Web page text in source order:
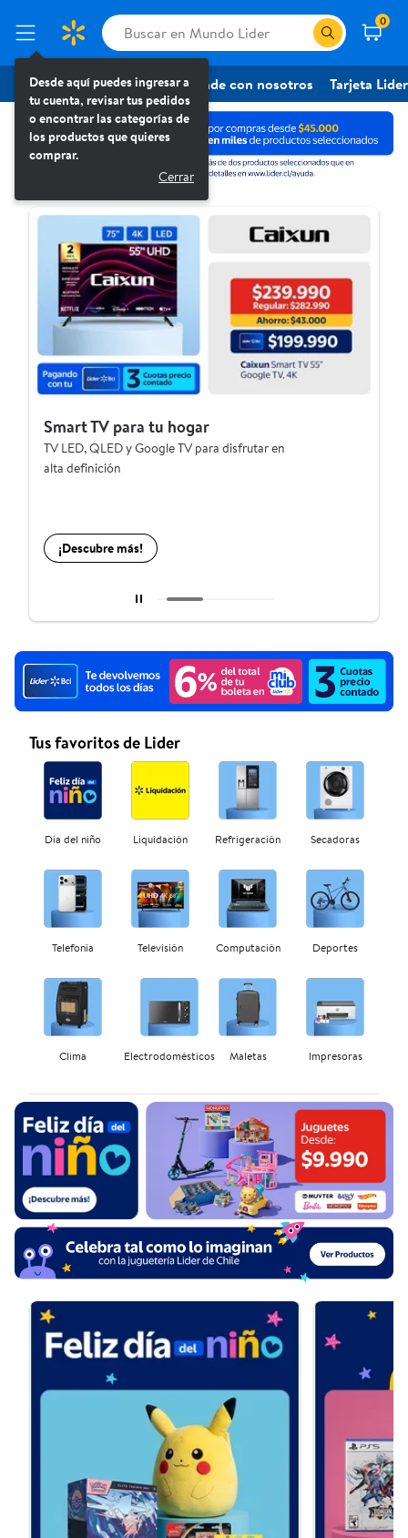
Desde aquí puedes ingresar a tu cuenta, revisar tus pedidos o
Desde aquí puedes ingresar a
tu cuenta, revisar tus pedidos
o encontrar las categorías de
los productos que quieres
comprar.
Cerrar
0
Ir a Supermercado Vende con nosotros Tarjeta
Mundo Lider
TV para tu hogar
TV para tu hogar
QLED y Google TV para disfrutar en
más!
Diapositiva actual del carrusel 2 de 9
Tus favoritos de Lider
Día del niño Liquidación Refrigeración Secadoras
Telefonía Televisión Computación Deportes
Clima Electrodomésticos Maletas Impresoras